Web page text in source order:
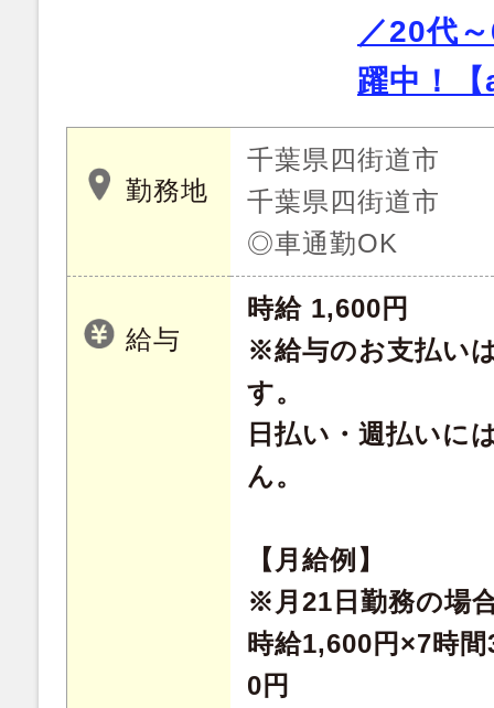
／20代
躍中！
勤務地
千葉県四街道市
千葉県四街道市
◎車通勤OK
給与
時給 1,600円
※給与のお支払い
す。
日払い・週払いに
ん。
【月給例】
※月21日勤務の場
時給1,600円×7時
0円